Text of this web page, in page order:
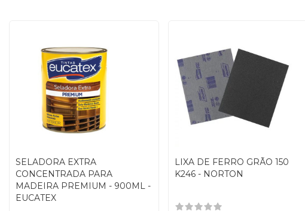
SELADORA EXTRA
CONCENTRADA PARA
MADEIRA PREMIUM - 900ML -
EUCATEX
LIXA DE FERRO GRÃO 150
K246 - NORTON